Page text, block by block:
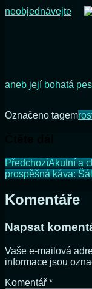
neobjednávejte
aneb její bohatá
Označeno tagem
PředchozíAkutní a
prospěšná káva:
Komentáře
Napsat
Vaše e-mailová
informace jsou
Komentář *